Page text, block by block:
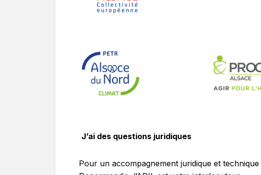
J’ai des questions juridiques
Pour un accompagnement juridique et